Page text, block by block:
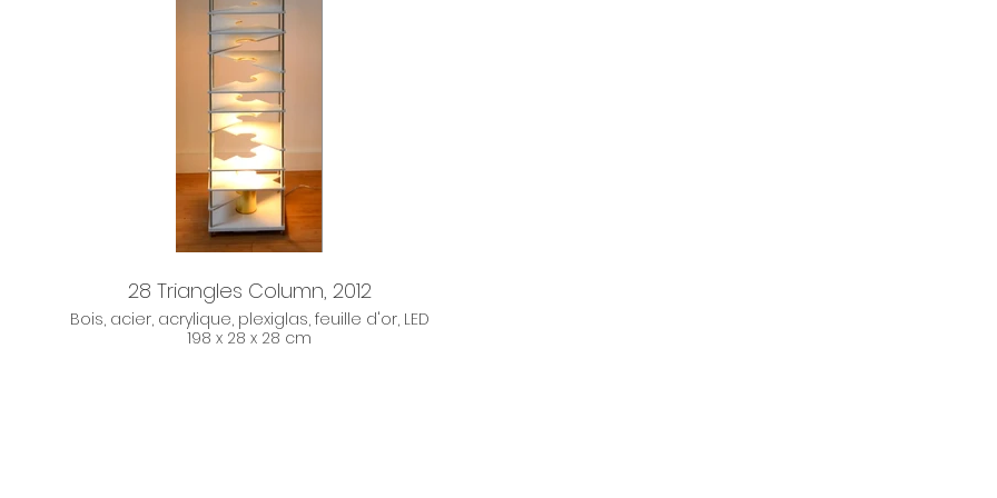
28 Triangles Column, 2012
Bois, acier, acrylique, plexiglas, feuille d'or, LED
198 x 28 x 28 cm